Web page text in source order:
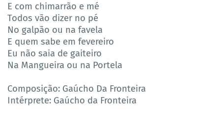
E com chimarrão e mé
Todos vão dizer no pé
No galpão ou na favela
E quem sabe em fevereiro
Eu não saia de gaiteiro
Na Mangueira ou na Portela
Composição: Gaúcho Da Fronteira
Intérprete: Gaúcho da Fronteira